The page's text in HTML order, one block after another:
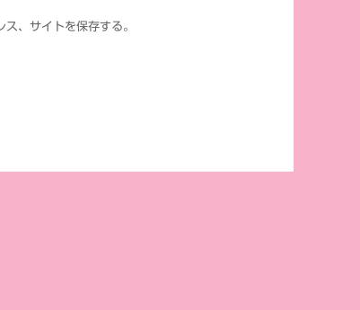
、サイトを保存する。